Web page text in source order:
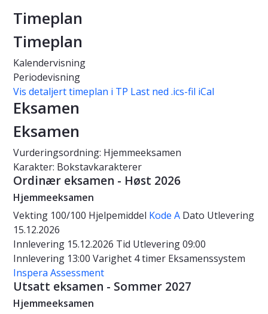
Timeplan
Timeplan
Kalendervisning
Periodevisning
Vis detaljert timeplan i TP Last ned .ics-fil iCal
Eksamen
Eksamen
Vurderingsordning: Hjemmeeksamen
Karakter: Bokstavkarakterer
Ordinær eksamen - Høst 2026
Hjemmeeksamen
Vekting 100/100 Hjelpemiddel Kode A Dato Utlevering
15.12.2026
Innlevering 15.12.2026 Tid Utlevering 09:00
Innlevering 13:00 Varighet 4 timer Eksamenssystem
Inspera Assessment
Utsatt eksamen - Sommer 2027
Hjemmeeksamen